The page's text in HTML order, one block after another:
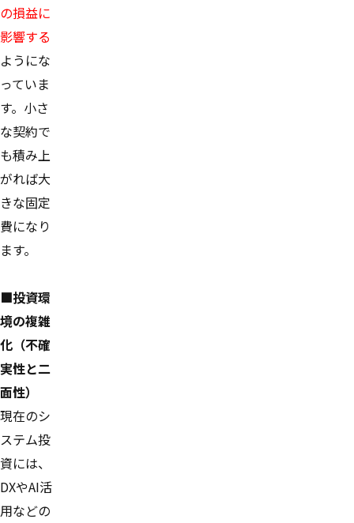
の損益に
影響する
ようにな
っていま
す。小さ
な契約で
も積み上
がれば大
きな固定
費になり
ます。
■投資環
境の複雑
化（不確
実性と二
面性）
現在のシ
ステム投
資には、
DXやAI活
用などの